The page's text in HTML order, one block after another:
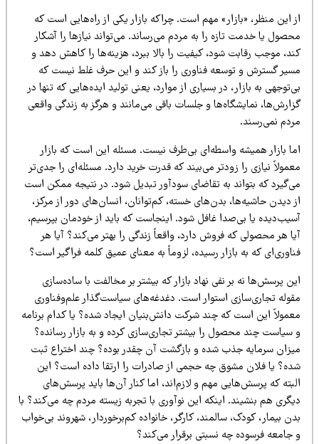
این منظر، «بازار» مهم است. چراکه بازار یکی از راه‌هایی است که
یا خدمت تازه را به مردم می‌رساند. می‌تواند نیازها را آشکار
موجب رقابت شود، کیفیت را بالا ببرد، هزینه‌ها را کاهش دهد و
گسترش و توسعه فناوری را باز کند و این حرف غلط نیست که
به بازار، در بسیاری از موارد، یعنی تولید ایده‌هایی که تنها در
نمایشگاه‌ها و جلسات باقی می‌مانند و هرگز به زندگی واقعی
نمی‌رسند.
بازار همیشه واسطه‌ای بی‌طرف نیست. مسئله این است که بازار
نیازی را زودتر می‌بیند که قدرت خرید دارد. مسئله‌ای را جدی‌تر
که بتواند به تقاضای سودآور تبدیل شود. در نتیجه ممکن است
دیدن حاشیه‌ها، بدن‌های خسته، کم‌توانان، انسان‌های دور از مرکز،
یا بی‌صدا غافل شود. اینجاست که باید از خودمان بپرسیم،
هر محصولی که فروش دارد، واقعاً زندگی را بهتر می‌کند؟ آیا هر
که به بازار رسیده، لزوماً به معنای عمیق کلمه فراگیر است؟
پرسش‌ها نه بر نفی نهاد بازار که بیشتر بر مخالفت با ساده‌سازی
تجاری‌سازی استوار است. دغدغه‌های سیاست‌گذار علم‌وفناوری
این است که چند شرکت دانش‌بنیان ایجاد شده؟ یا کدام برنامه
سیاست چند محصول را بیشتر تجاری‌سازی کرده و به بازار رسانده؟
سرمایه جذب شده و بازگشت آن چقدر بوده؟ چند اختراع ثبت
یا فلان مشوق چه حجمی از صادرات را ارتقا داده است؟ این
که پرسش‌هایی مهم و لازم‌اند، اما کنار آن‌ها باید پرسش‌های
هم بنشیند. اینکه این نوآوری با تجربه زیسته مردم چه می‌کند؟ با
بیمار، کودک، سالمند، کارگر، خانواده کم‌برخوردار، شهروند بی‌خواب
جامعه فرسوده چه نسبتی برقرار می‌کند؟